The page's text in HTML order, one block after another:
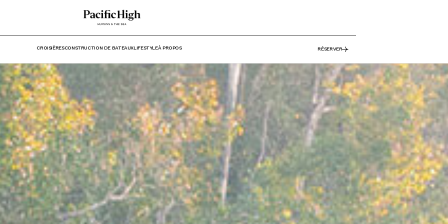
CROISIÈRESCONSTRUCTION DE BATEAUXLIFESTYLEÀ PROPOS RÉSERVER